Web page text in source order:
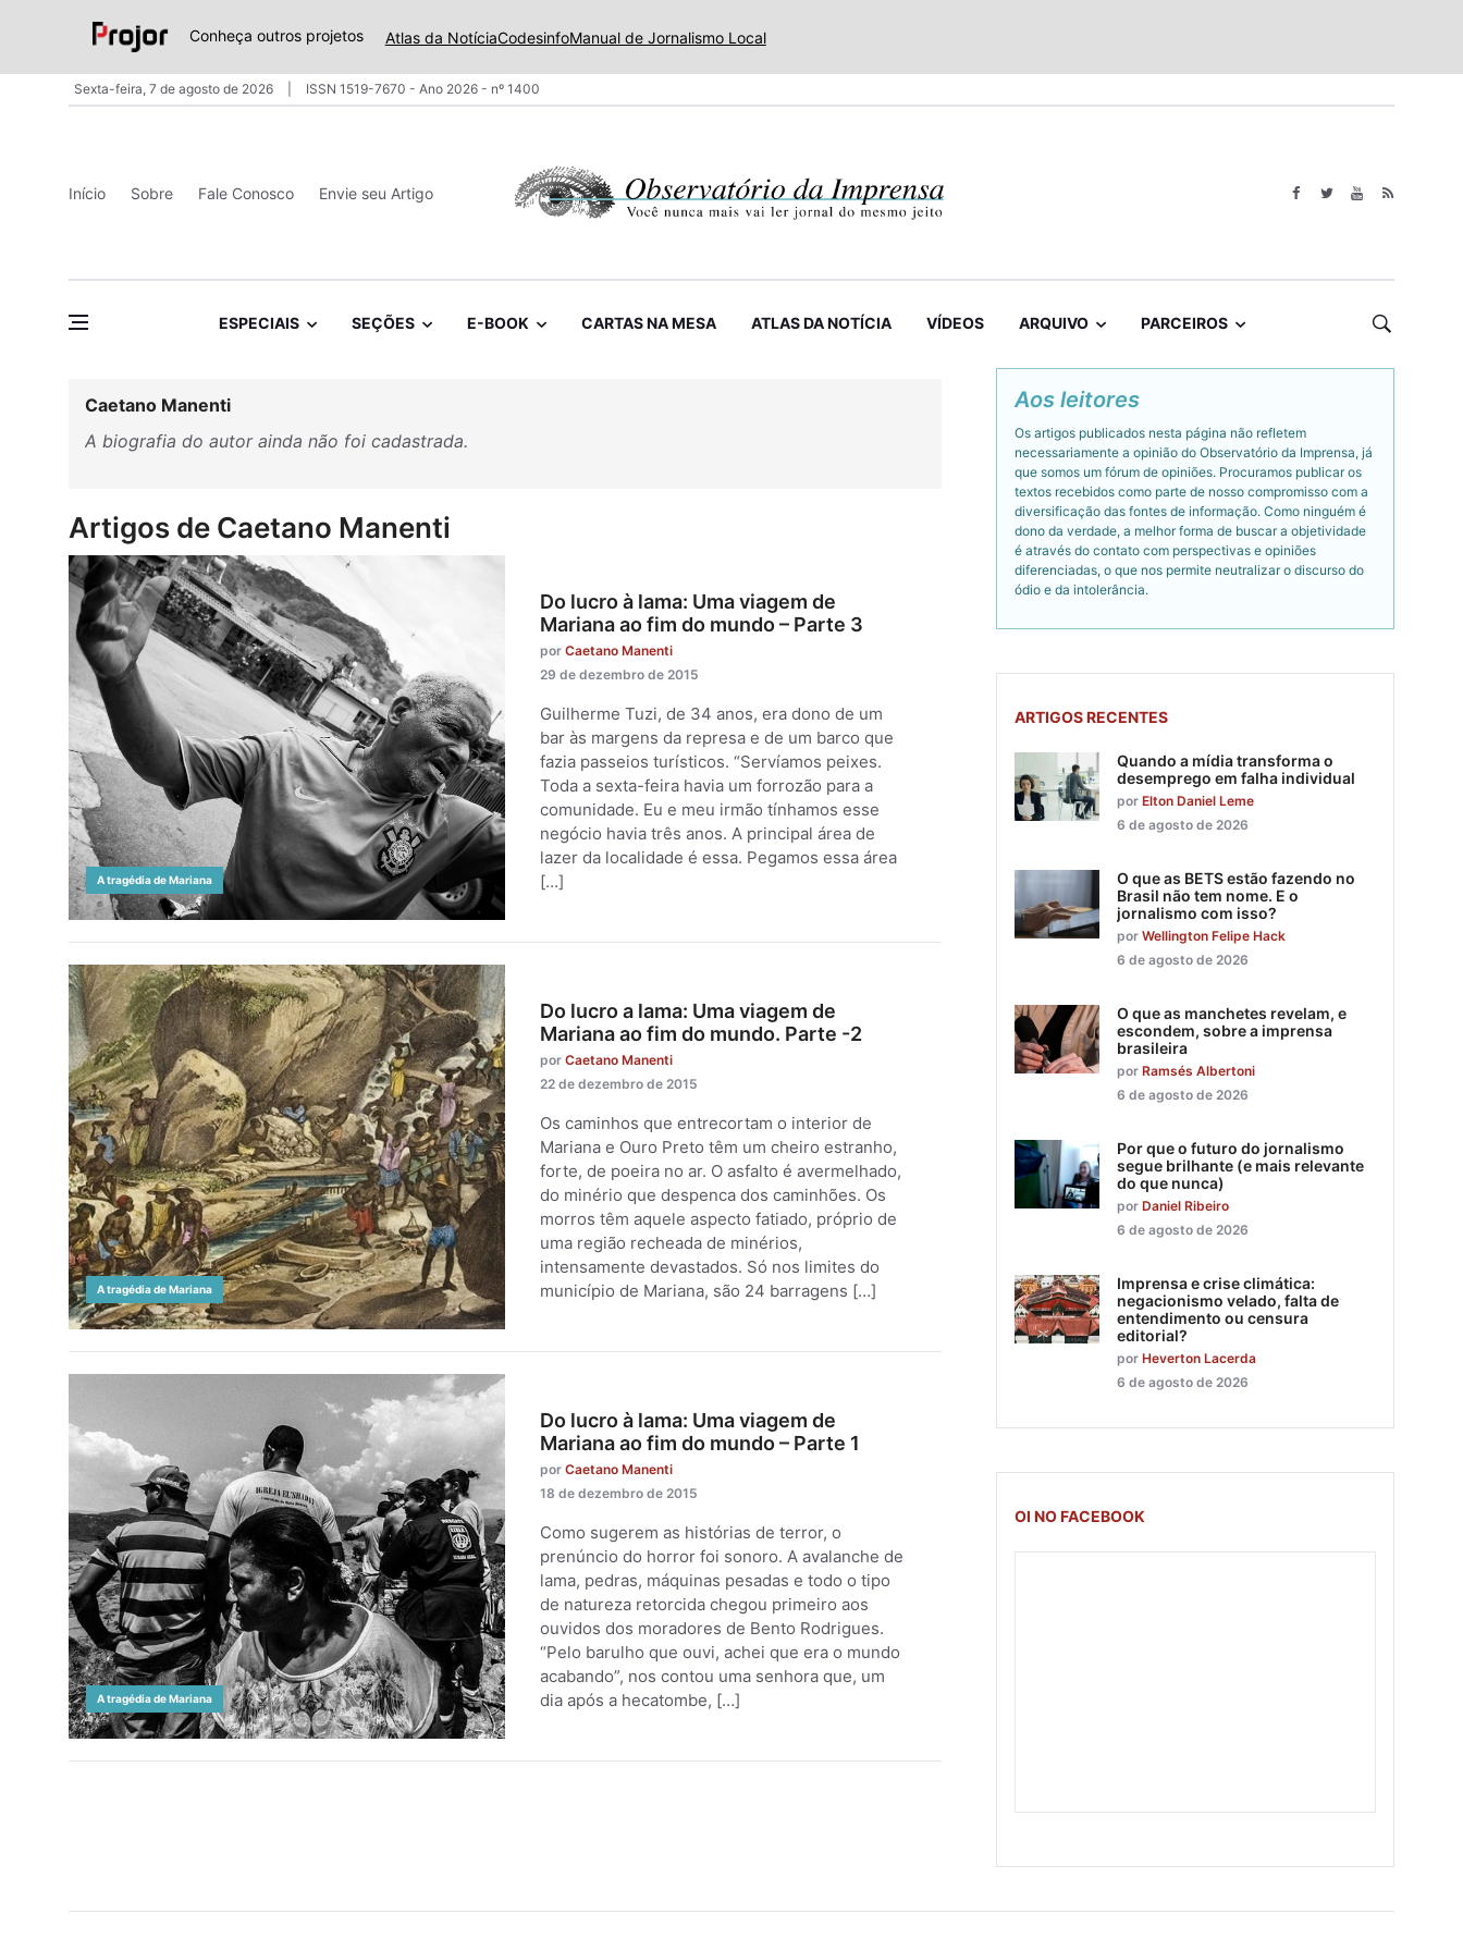
Conheça outros projetos Atlas da NotíciaCodesinfoManual de Jornalismo Local
Sexta-feira, 7 de agosto de 2026 ISSN 1519-7670 - Ano 2026 - nº 1400
Início Sobre Fale Conosco Envie seu Artigo
ESPECIAIS SEÇÕES E-BOOK CARTAS NA MESA ATLAS DA NOTÍCIA VÍDEOS ARQUIVO PARCEIROS
Caetano Manenti
A biografia do autor ainda não foi cadastrada.
Artigos de Caetano Manenti
A tragédia de Mariana
Do lucro à lama: Uma viagem de
Mariana ao fim do mundo – Parte 3
por Caetano Manenti
29 de dezembro de 2015
Guilherme Tuzi, de 34 anos, era dono de um
bar às margens da represa e de um barco que
fazia passeios turísticos. “Servíamos peixes.
Toda a sexta-feira havia um forrozão para a
comunidade. Eu e meu irmão tínhamos esse
negócio havia três anos. A principal área de
lazer da localidade é essa. Pegamos essa área
[…]
A tragédia de Mariana
Do lucro a lama: Uma viagem de
Mariana ao fim do mundo. Parte -2
por Caetano Manenti
22 de dezembro de 2015
Os caminhos que entrecortam o interior de
Mariana e Ouro Preto têm um cheiro estranho,
forte, de poeira no ar. O asfalto é avermelhado,
do minério que despenca dos caminhões. Os
morros têm aquele aspecto fatiado, próprio de
uma região recheada de minérios,
intensamente devastados. Só nos limites do
município de Mariana, são 24 barragens […]
A tragédia de Mariana
Do lucro à lama: Uma viagem de
Mariana ao fim do mundo – Parte 1
por Caetano Manenti
18 de dezembro de 2015
Como sugerem as histórias de terror, o
prenúncio do horror foi sonoro. A avalanche de
lama, pedras, máquinas pesadas e todo o tipo
de natureza retorcida chegou primeiro aos
ouvidos dos moradores de Bento Rodrigues.
“Pelo barulho que ouvi, achei que era o mundo
acabando”, nos contou uma senhora que, um
dia após a hecatombe, […]
Aos leitores
Os artigos publicados nesta página não refletem
necessariamente a opinião do Observatório da Imprensa, já
que somos um fórum de opiniões. Procuramos publicar os
textos recebidos como parte de nosso compromisso com a
diversificação das fontes de informação. Como ninguém é
dono da verdade, a melhor forma de buscar a objetividade
é através do contato com perspectivas e opiniões
diferenciadas, o que nos permite neutralizar o discurso do
ódio e da intolerância.
ARTIGOS RECENTES
Quando a mídia transforma o
desemprego em falha individual
por Elton Daniel Leme
6 de agosto de 2026
O que as BETS estão fazendo no
Brasil não tem nome. E o
jornalismo com isso?
por Wellington Felipe Hack
6 de agosto de 2026
O que as manchetes revelam, e
escondem, sobre a imprensa
brasileira
por Ramsés Albertoni
6 de agosto de 2026
Por que o futuro do jornalismo
segue brilhante (e mais relevante
do que nunca)
por Daniel Ribeiro
6 de agosto de 2026
Imprensa e crise climática:
negacionismo velado, falta de
entendimento ou censura
editorial?
por Heverton Lacerda
6 de agosto de 2026
OI NO FACEBOOK